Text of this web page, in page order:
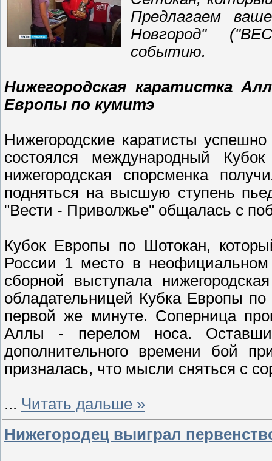
Предлагаем
Новгород"
событию.
Нижегородская каратистка
Европы по кумитэ
Нижегородские каратисты
состоялся международный
нижегородская спорсменка
подняться на высшую ступень
"Вести - Приволжье" общалась с
Кубок Европы по Шотокан,
России 1 место в неофициальном
сборной выступала
обладательницей Кубка Европы
первой же минуте. Соперница
Аллы - перелом носа.
дополнительного времени бой
призналась, что мысли сняться с
... Читать дальше »
Нижегородец выиграл